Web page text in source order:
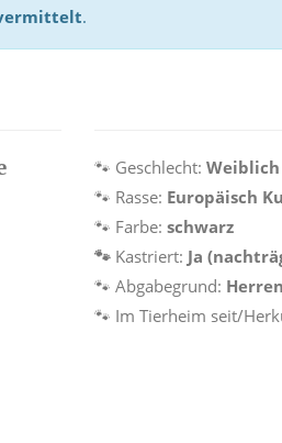
.
🐾 Geschlecht: Weiblich
🐾 Rasse: Europäisch
🐾 Farbe: schwarz
🐾 Kastriert: Ja
🐾 Abgabegrund:
🐾 Im Tierheim seit/